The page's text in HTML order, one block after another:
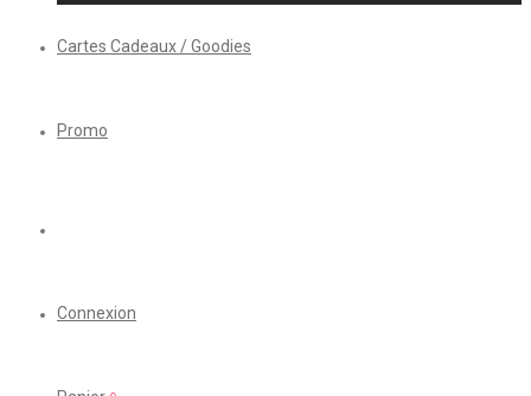
Cartes Cadeaux / Goodies
Promo
Connexion